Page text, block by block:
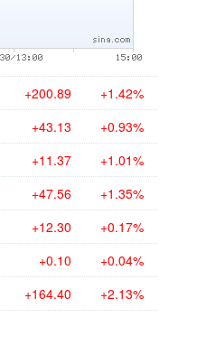
+200.89 +1.42%
+43.13 +0.93%
+11.37 +1.01%
+47.56 +1.35%
+12.30 +0.17%
+0.10 +0.04%
+164.40 +2.13%